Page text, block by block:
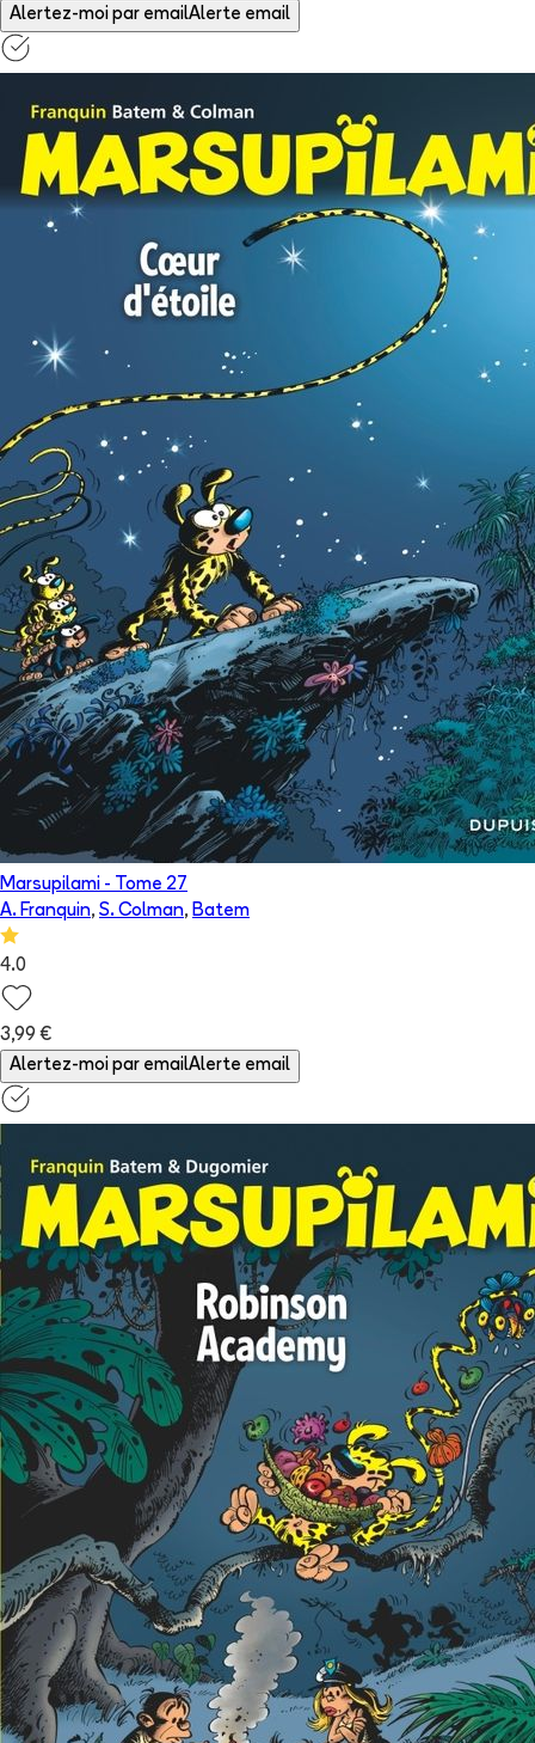
Alertez-moi par emailAlerte email
Marsupilami - Tome 27
A. Franquin, S. Colman, Batem
4.0
3,99 €
Alertez-moi par emailAlerte email